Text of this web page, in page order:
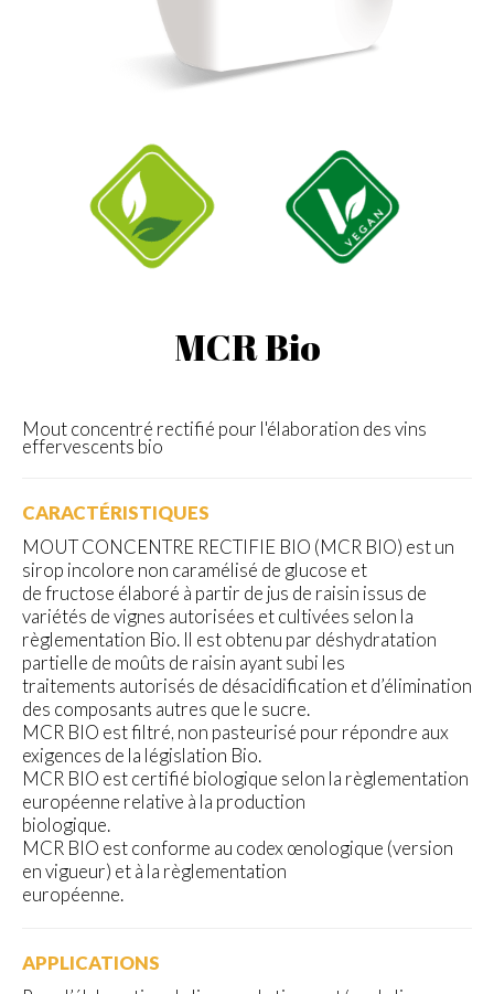
MCR Bio
Mout concentré rectifié pour l'élaboration des vins
effervescents bio
CARACTÉRISTIQUES
MOUT CONCENTRE RECTIFIE BIO (MCR BIO) est un
sirop incolore non caramélisé de glucose et
de fructose élaboré à partir de jus de raisin issus de
variétés de vignes autorisées et cultivées selon la
règlementation Bio. Il est obtenu par déshydratation
partielle de moûts de raisin ayant subi les
traitements autorisés de désacidification et d’élimination
des composants autres que le sucre.
MCR BIO est filtré, non pasteurisé pour répondre aux
exigences de la législation Bio.
MCR BIO est certifié biologique selon la règlementation
européenne relative à la production
biologique.
MCR BIO est conforme au codex œnologique (version
en vigueur) et à la règlementation
européenne.
APPLICATIONS